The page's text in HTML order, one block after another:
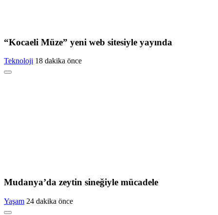
“Kocaeli Müze” yeni web sitesiyle yayında
Teknoloji 18 dakika önce
Mudanya’da zeytin sineğiyle mücadele
Yaşam 24 dakika önce